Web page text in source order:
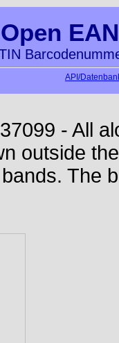
Open
API/
- All
outside
The